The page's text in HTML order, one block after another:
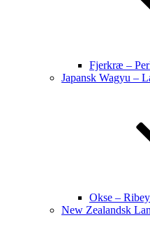
Fjerkræ –
Japansk Wagyu –
Okse –
New Zealandsk